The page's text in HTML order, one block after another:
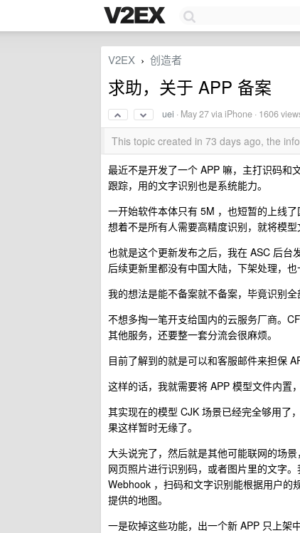
V2EX › 创造者
求助，关于 APP 备案
uei · May 27via iPhone · 1606
This topic created in 73 days ago, the
最近不是开发了一个 APP 嘛，主打识码和
跟踪，用的文字识别也是系统能力。
一开始软件本体只有 5M ，也短暂的上线
想着不是所有人需要高精度识别，就将模
也就是这个更新发布之后，我在 ASC 后台
后续更新里都没有中国大陆，下架处理，
我的想法是能不备案就不备案，毕竟识别
不想多掏一笔开支给国内的云服务厂商。
其他服务，还要整一套分流会很麻烦。
目前了解到的就是可以和客服邮件来担保
这样的话，我就需要将 APP 模型文件内置
其实现在的模型 CJK 场景已经完全够用了
果这样暂时无缘了。
大头说完了，然后就是其他可能联网的场
网页照片进行识别码，或者图片里的文字
Webhook ，扫码和文字识别能根据用户的
提供的地图。
一是砍掉这些功能，出一个新 APP 只上架